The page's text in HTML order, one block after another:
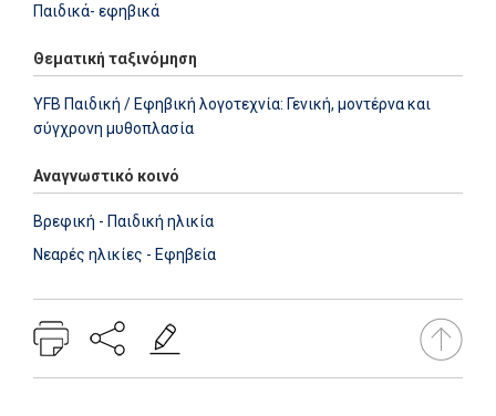
Παιδικά- εφηβικά
Θεματική ταξινόμηση
YFB Παιδική / Εφηβική λογοτεχνία: Γενική, μοντέρνα και
σύγχρονη μυθοπλασία
Αναγνωστικό κοινό
Βρεφική - Παιδική ηλικία
Νεαρές ηλικίες - Εφηβεία